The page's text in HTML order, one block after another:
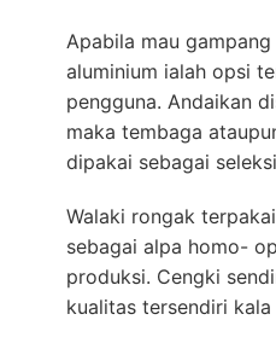
Apabila mau
aluminium ialah opsi
pengguna. Andaikan
maka tembaga
dipakai sebagai
Walaki rongak
sebagai alpa homo-
produksi. Cengki
kualitas tersendiri